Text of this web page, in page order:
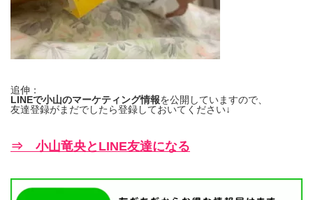
追伸：
LINEで小山のマーケティング情報を公開していますので、
友達登録がまだでしたら登録しておいてください↓
⇒ 小山竜央とLINE友達になる